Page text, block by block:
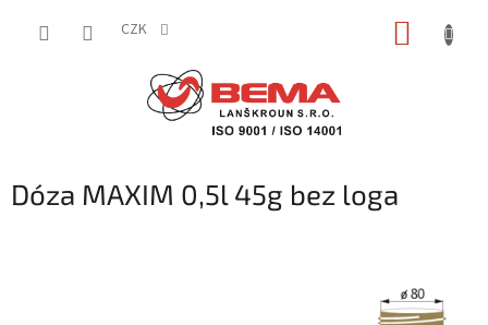
CZK
Dóza MAXIM 0,5l 45g bez loga